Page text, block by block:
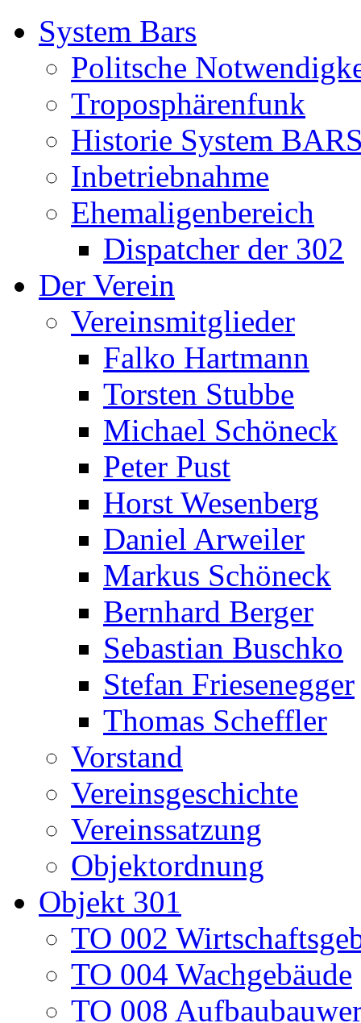
System Bars
Politsche
Troposphärenfunk
Historie System
Inbetriebnahme
Ehemaligenbereich
Dispatcher der 302
Der Verein
Vereinsmitglieder
Falko Hartmann
Torsten Stubbe
Michael Schöneck
Peter Pust
Horst Wesenberg
Daniel Arweiler
Markus Schöneck
Bernhard Berger
Sebastian Buschko
Stefan Friesenegger
Thomas Scheffler
Vorstand
Vereinsgeschichte
Vereinssatzung
Objektordnung
Objekt 301
TO 002
TO 004 Wachgebäude
TO 008